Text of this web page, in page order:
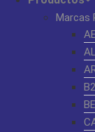
Marcas
B2